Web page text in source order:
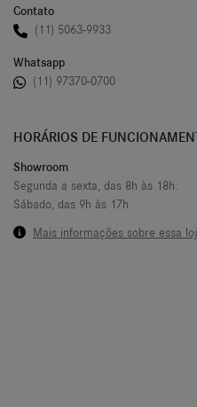
Contato
(11) 5063-9933
Whatsapp
(11) 97370-0700
HORÁRIOS DE
Showroom
Segunda a sexta, das 8h às 18h.
Sábado, das 9h às 17h.
Mais informações sobre essa